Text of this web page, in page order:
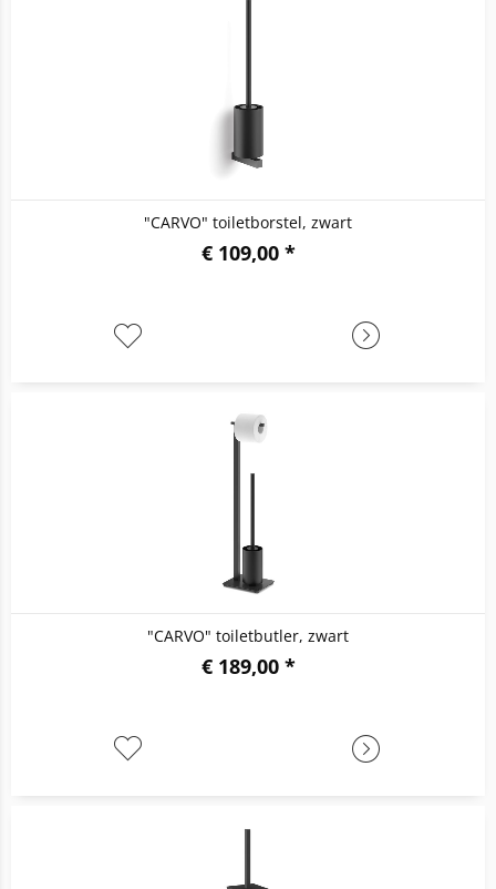
"CARVO" toiletborstel, zwart
€ 109,00 *
"CARVO" toiletbutler, zwart
€ 189,00 *